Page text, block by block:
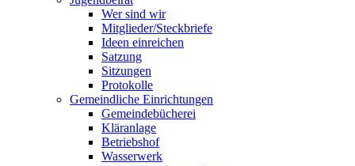
Wer sind wir
Mitglieder/Steckbriefe
Ideen einreichen
Satzung
Sitzungen
Protokolle
Gemeindliche Einrichtungen
Gemeindebücherei
Kläranlage
Betriebshof
Wasserwerk